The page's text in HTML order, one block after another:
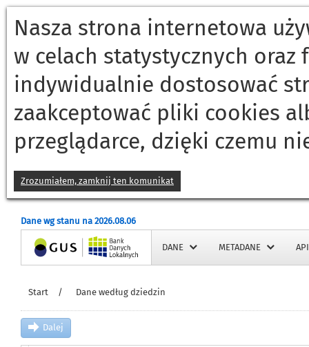
Nasza strona internetowa
w celach statystycznych
indywidualnie dostosować
zaakceptować pliki cookies
przeglądarce, dzięki czemu
Zrozumiałem, zamknij ten komunikat
Dane wg stanu na 2026.08.06
Strona główna DANE METADANE API
Start / Dane według dziedzin
Dalej
KULTURA
KULTURA FIZYCZNA, SPORT I REKREACJA
LEŚNICTWO I ŁOWIECTWO
NARODOWE SPISY POWSZECHNE
NAUKA I TECHNIKA. SPOŁECZEŃSTWO INFORMACYJNE
OCHRONA ZDROWIA, OPIEKA SPOŁECZNA I ŚWIADCZENIA NA RZECZ
ORGANIZACJA PAŃSTWA I WYMIAR SPRAWIEDLIWOŚCI
PODMIOTY GOSPODARKI NARODOWEJ, PRZEKSZTAŁCENIA
PODZIAŁ TERYTORIALNY
POWSZECHNE SPISY ROLNE
PRZEMYSŁ I BUDOWNICTWO
RACHUNKI REGIONALNE
RYNEK MATERIAŁOWY I PALIWOWO-ENERGETYCZNY
RYNEK NIERUCHOMOŚCI
RYNEK PRACY